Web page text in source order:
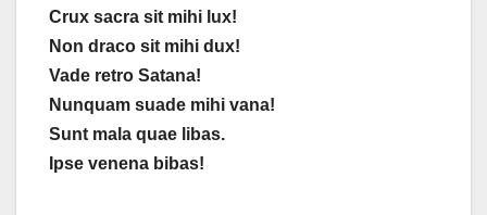
Crux sacra sit mihi lux!
Non draco sit mihi dux!
Vade retro Satana!
Nunquam suade mihi vana!
Sunt mala quae libas.
Ipse venena bibas!